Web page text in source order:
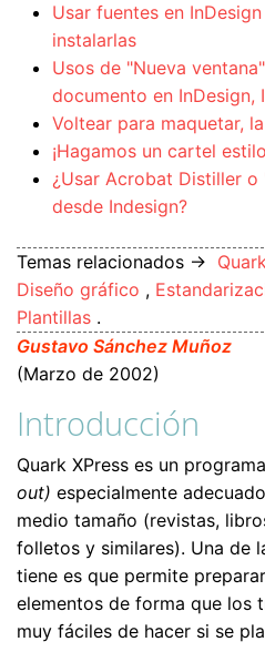
Usar fuentes en
instalarlas
Usos de "Nueva
documento en
Voltear para maquetar,
¡Hagamos un cartel
¿Usar Acrobat Distiller
desde Indesign?
Temas relacionados →
Diseño gráfico ,
Plantillas .
Gustavo Sánchez Muñoz
(Marzo de 2002)
Introducción
Quark XPress es un
out) especialmente
medio tamaño (revistas,
folletos y similares). Una de
tiene es que permite
elementos de forma que los
muy fáciles de hacer si se